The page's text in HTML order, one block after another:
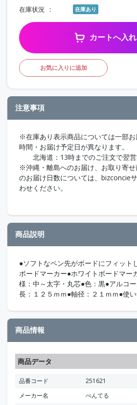
在庫状況 在庫あり
カートへ入
お気に入りに追加
注意事項
※在庫あり表示商品については一部
時間・お届け予定日が異なります。
北海道：13時までのご注文で翌営
※沖縄・離島へのお届け、お取り寄
のお届け日数については、bizconcie
わせください。
商品説明
●ソフトなペン先がボードにフィット
ボードマーカー●ホワイトボードマー
様：中～太字・丸芯●色：黒●アルコ
長：１２５ｍｍ●軸径：２１ｍｍ●使
商品情報
商品データ
品番コード
251621
メーカー名
ぺんてる